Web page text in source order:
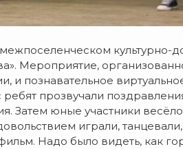
культурно-
Мероприятие,
и познавательное
прозвучали
юные участники
играли,
Надо было видеть, как